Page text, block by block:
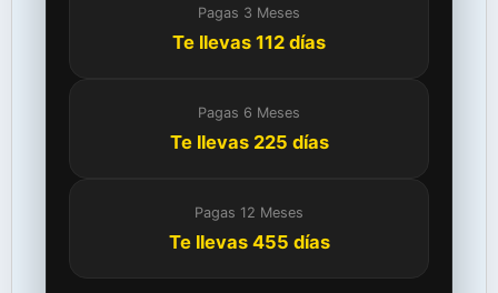
Pagas 3 Meses
Te llevas 112 días
Pagas 6 Meses
Te llevas 225 días
Pagas 12 Meses
Te llevas 455 días